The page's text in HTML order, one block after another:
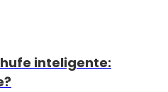
inteligente: